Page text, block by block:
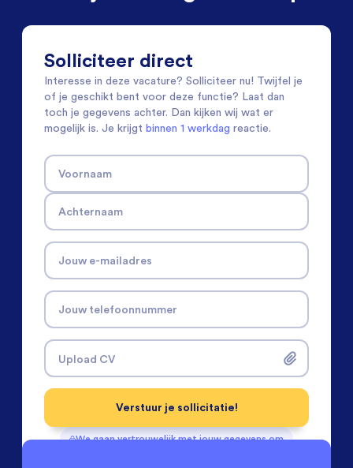
Solliciteer direct
Interesse in deze vacature? Solliciteer nu! Twijfel je
of je geschikt bent voor deze functie? Laat dan
toch je gegevens achter. Dan kijken wij wat er
mogelijk is. Je krijgt binnen 1 werkdag reactie.
Voornaam
Achternaam
Jouw e-mailadres
Jouw telefoonnummer
Upload CV
We gaan vertrouwelijk met jouw gegevens om
Verstuur je sollicitatie!